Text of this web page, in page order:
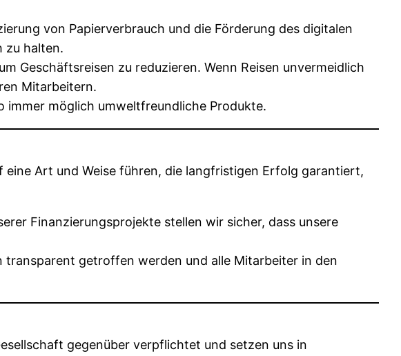
von Papierverbrauch und die Förderung des digitalen
zu halten.
Geschäftsreisen zu reduzieren. Wenn Reisen unvermeidlich
Mitarbeitern.
möglich umweltfreundliche Produkte.
Art und Weise führen, die langfristigen Erfolg garantiert,
Finanzierungsprojekte stellen wir sicher, dass unsere
getroffen werden und alle Mitarbeiter in den
gegenüber verpflichtet und setzen uns in